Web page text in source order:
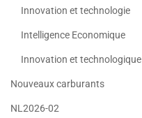
Innovation et technologie
Intelligence Economique
Innovation et technologique
Nouveaux carburants
NL2026-02